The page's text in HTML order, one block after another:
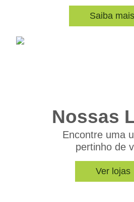
Saiba mais
Nossas
Encontre uma
pertinho de
Ver lojas